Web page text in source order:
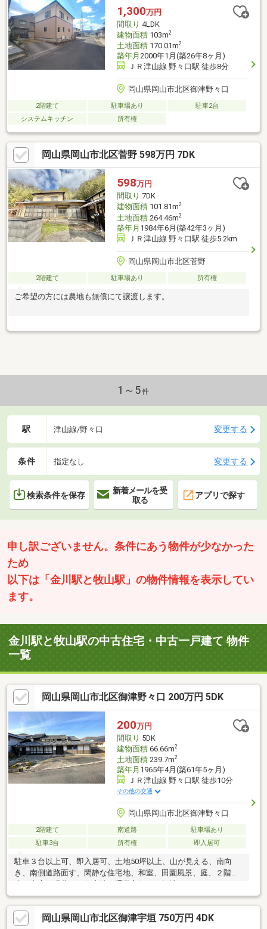
購入・買い替え・購入+リノベーションなど、お気軽にご相談く
ださい！お問い合わせは【086-250-9005】または資料請求・来場
予約ボタンから。
1,300万円
間取り 4LDK
建物面積103m2
土地面積170.01m2
築年月 2000年1月(築26年8ヶ月)
ＪＲ津山線 野々口駅 徒歩8分
岡山県岡山市北区御津野々口
2階建て 駐車場あり
駐車2台
システムキッチン
所有権
岡山県岡山市北区菅野 598万円 7DK
598万円
間取り 7DK
建物面積101.81m2
土地面積264.46m2
築年月 1984年6月(築42年3ヶ月)
ＪＲ津山線 野々口駅 徒歩5.2km
岡山県岡山市北区菅野
2階建て 駐車場あり 所有権
ご希望の方には農地も無償にて譲渡します。
1～5件
駅 津山線/野々口 変更する
条件 指定なし 変更する
検索条件を保存
新着メールを受
取る
アプリで探す
申し訳ございません。条件にあう物件が少なかった
ため
以下は「金川駅と牧山駅」の物件情報を表示してい
ます。
金川駅と牧山駅の中古住宅・中古一戸建て 物件
一覧
岡山県岡山市北区御津野々口 200万円 5DK
200万円
間取り 5DK
建物面積66.66m2
土地面積239.7m2
築年月 1965年4月(築61年5ヶ月)
ＪＲ津山線 野々口駅 徒歩10分
その他の交通
岡山県岡山市北区御津野々口
2階建て 南道路
駐車場あり
駐車3台
所有権 即入居可
駐車３台以上可、即入居可、土地50坪以上、山が見える、南向
き、南側道路面す、閑静な住宅地、和室、田園風景、庭、２階
岡山県岡山市北区御津宇垣 750万円 4DK